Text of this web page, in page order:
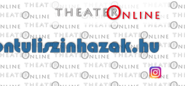
visibility